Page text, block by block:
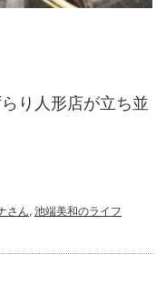
り人形店が立ち並
さん, 池端美和のライフ